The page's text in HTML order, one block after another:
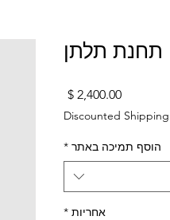
תחנת תלתן
מחיר
Discounted Shipping
הוסף תמיכה באתר *
אחריות *